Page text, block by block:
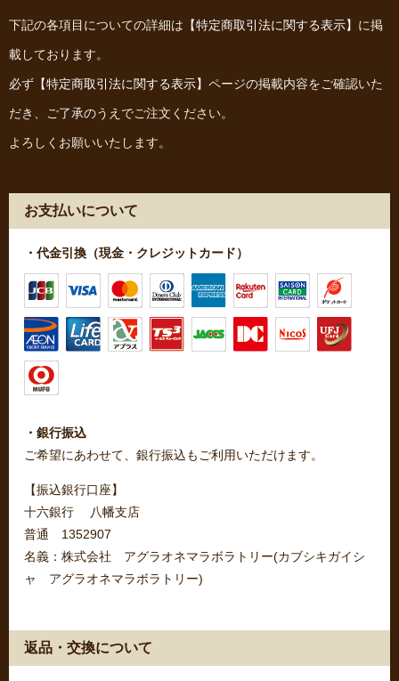
下記の各項目についての詳細は 【特定商取引法に関する表示】 に掲
載しております。
必ず 【特定商取引法に関する表示】 ページの掲載内容をご確認いた
だき、ご了承のうえでご注文ください。
よろしくお願いいたします。
お支払いについて
・代金引換（現金・クレジットカード）
・銀行振込
ご希望にあわせて、銀行振込もご利用いただけます。
【振込銀行口座】
十六銀行 八幡支店
普通 1352907
名義：株式会社 アグラオネマラボラトリー(カブシキガイシ
ャ アグラオネマラボラトリー)
返品・交換について